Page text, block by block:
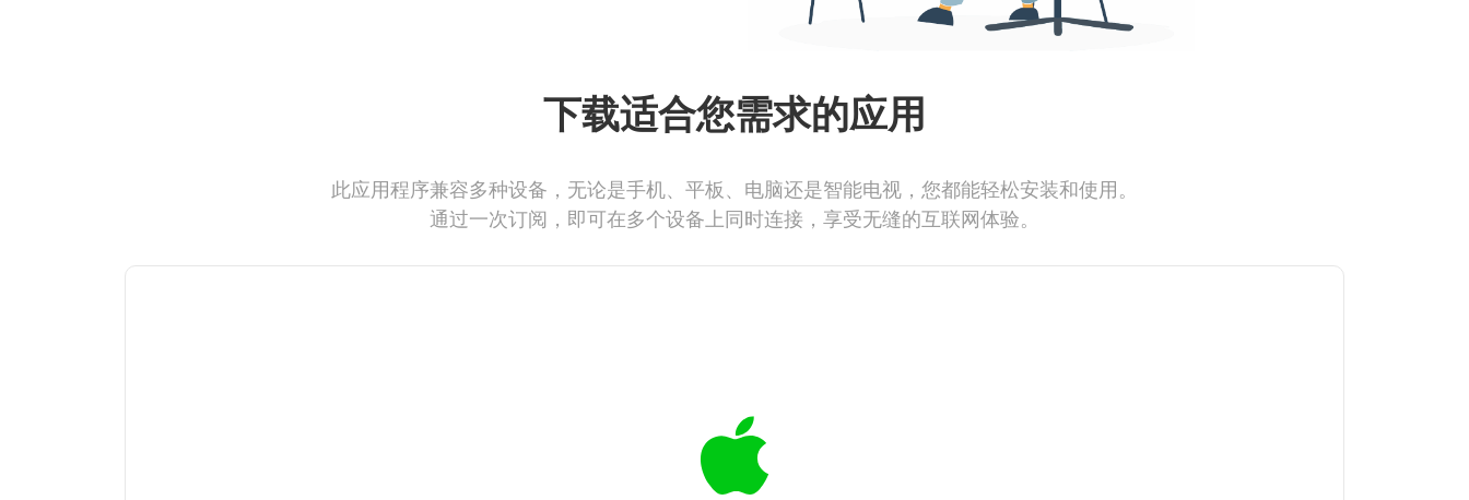
下载适合您需求的应用
此应用程序兼容多种设备，无论是手机、平板、电脑还是智能电视，您都能轻松安装和使用。
通过一次订阅，即可在多个设备上同时连接，享受无缝的互联网体验。